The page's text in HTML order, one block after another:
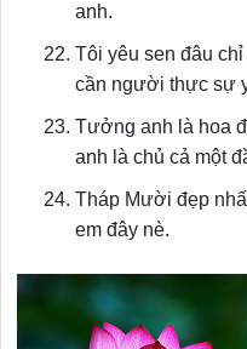
anh.
Tôi yêu sen đâu
cần người thực sự
Tưởng anh là hoa
anh là chủ cả một
Tháp Mười đẹp
em đây nè.